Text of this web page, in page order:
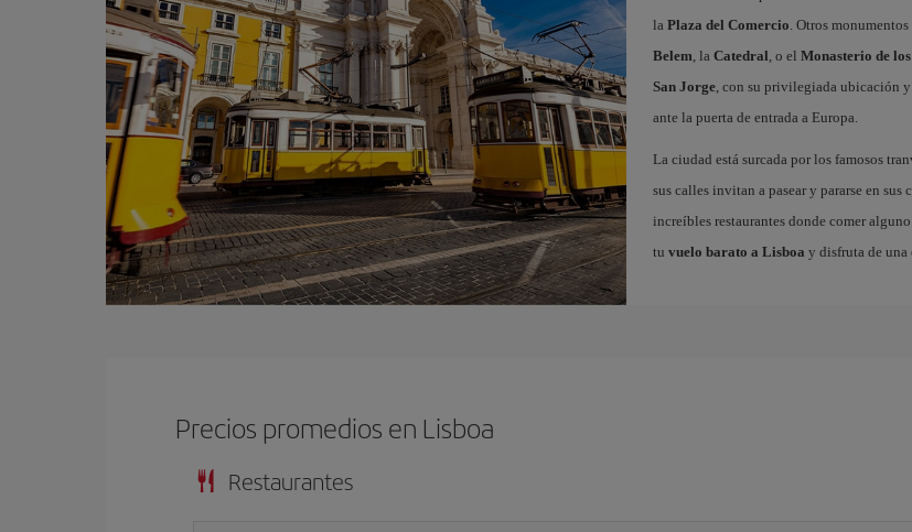
la Plaza del Comercio. Otros
Belem, la Catedral, o el Monasterio de
San Jorge, con su privilegiada ubicación y
ante la puerta de entrada a Europa.
La ciudad está surcada por los famosos
sus calles invitan a pasear y pararse en sus
increíbles restaurantes donde comer
tu vuelo barato a Lisboa y disfruta de
Precios promedios en Lisboa
Restaurantes